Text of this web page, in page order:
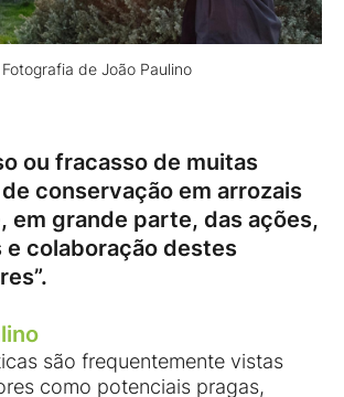
Fotografia de João Paulino
ou fracasso de muitas
conservação em arrozais
em grande parte, das ações,
e colaboração destes
são frequentemente vistas
como potenciais pragas,